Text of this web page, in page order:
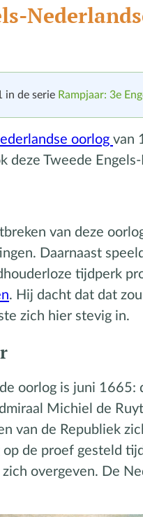
in de serie Rampjaar: 3e
oorlog van
deze Tweede
van deze
Daarnaast
tijdperk
n. Hij dacht dat dat
zich hier stevig in.
oorlog is juni 1665:
Michiel de
van de Republiek
de proef gesteld
overgeven. De